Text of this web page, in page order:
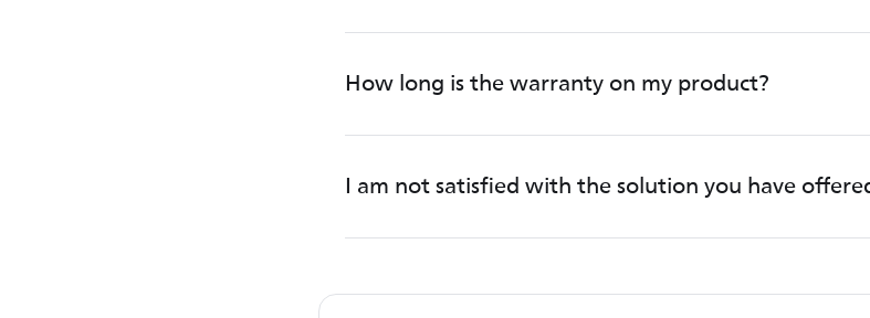
How long is the warranty on my product?
I am not satisfied with the solution you have